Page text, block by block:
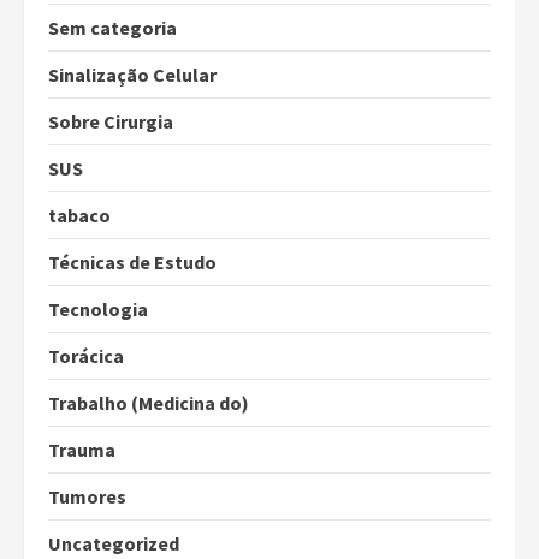
Sem categoria
Sinalização Celular
Sobre Cirurgia
SUS
tabaco
Técnicas de Estudo
Tecnologia
Torácica
Trabalho (Medicina do)
Trauma
Tumores
Uncategorized